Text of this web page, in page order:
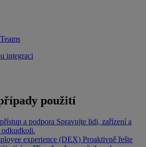
integraci
použití
a podpora Spravujte lidi, zařízení a
odkudkoli.
experience (DEX) Proaktivně řešte